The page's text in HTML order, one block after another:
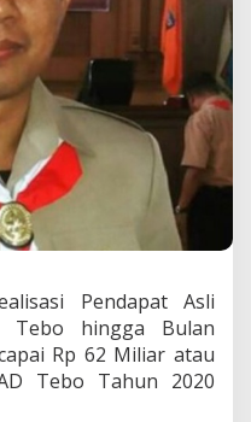
Pendapat Asli
Tebo hingga Bulan
Rp 62 Miliar atau
Tebo Tahun 2020